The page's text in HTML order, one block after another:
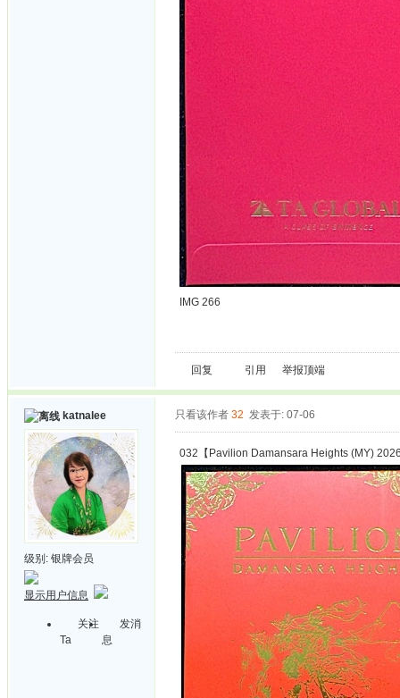
IMG 266
回复 引用 举报顶端
katnalee
级别: 银牌会员
显示用户信息
关注
Ta
发消
息
只看该作者 32 发表于: 07-06
032【Pavilion Damansara Heights (MY)